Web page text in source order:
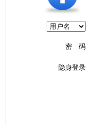
密 码
隐身登录